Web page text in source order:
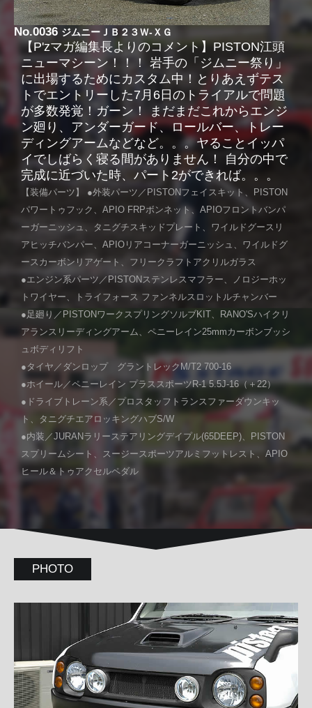
No.0036 ジムニーＪＢ２３Ｗ-ＸＧ
【P'zマガ編集長よりのコメント】PISTON江頭
ニューマシーン！！！ 岩手の「ジムニー祭り」
に出場するためにカスタム中！とりあえずテス
トでエントリーした7月6日のトライアルで問題
が多数発覚！ガーン！ まだまだこれからエンジ
ン廻り、アンダーガード、ロールバー、トレー
ディングアームなどなど。。。ヤることイッパ
イでしばらく寝る間がありません！ 自分の中で
完成に近づいた時、パート2ができれば。。。
【装備パーツ】 ●外装パーツ／PISTONフェイスキット、PISTON
パワートゥフック、APIO FRPボンネット、APIOフロントバンパ
ーガーニッシュ、タニグチスキッドプレート、ワイルドグースリ
アヒッチバンパー、APIOリアコーナーガーニッシュ、ワイルドグ
ースカーボンリアゲート、フリークラフトアクリルガラス
●エンジン系パーツ／PISTONステンレスマフラー、ノロジーホッ
トワイヤー、トライフォース ファンネルスロットルチャンバー
●足廻り／PISTONワークスプリングソルブKIT、RANO'Sハイクリ
アランスリーディングアーム、ペニーレイン25mmカーボンブッシ
ュボディリフト
●タイヤ／ダンロップ グラントレックM/T2 700-16
●ホイール／ペニーレイン プラススポーツR-1 5.5J-16（＋22）
●ドライブトレーン系／プロスタッフトランスファーダウンキッ
ト、タニグチエアロッキングハブS/W
●内装／JURANラリーステアリングデイプル(65DEEP)、PISTON
スプリームシート、スージースポーツアルミフットレスト、APIO
ヒール＆トゥアクセルペダル
PHOTO